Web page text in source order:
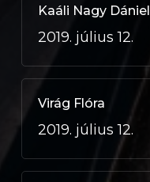
Kaáli Nagy Dániel
2019. július 12.
Virág Flóra
2019. július 12.